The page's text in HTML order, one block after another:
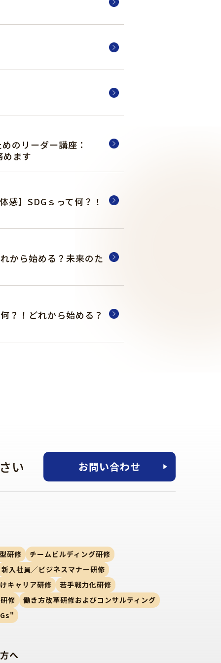
のリーダー講座：
ます
感】SDGｓって何？！
から始める？未来のた
？！どれから始める？
い お問い合わせ
研修
チームビルディング研修
新入社員／ビジネスマナー研修
キャリア研修
若手戦力化研修
修
働き方改革研修およびコンサルティング
へ